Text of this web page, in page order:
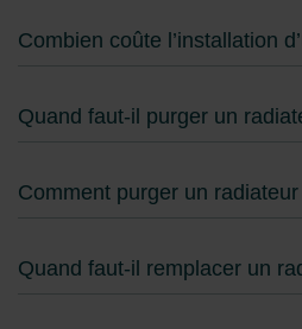
Combien coûte l’installation
Quand faut-il purger un
Comment purger un radiateur
Quand faut-il remplacer un